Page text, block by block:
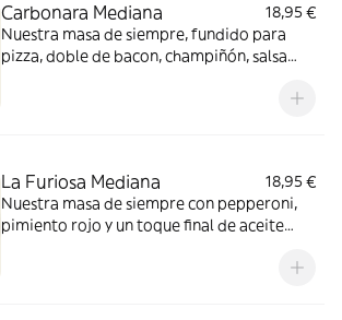
Carbonara Mediana
18,95 €
Nuestra masa de siempre, fundido para
pizza, doble de bacon, champiñón, salsa
La Furiosa Mediana
18,95 €
Nuestra masa de siempre con pepperoni,
pimiento rojo y un toque final de aceite